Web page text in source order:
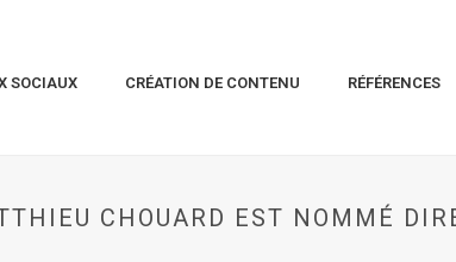
SOCIAUX CRÉATION DE CONTENU RÉFÉRENCES
CHOUARD EST NOMMÉ